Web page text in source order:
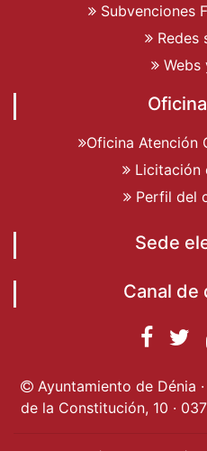
Subvenciones
Redes
Webs
Oficina Atención
Licitación
Perfil del
Sede
Canal de
Ayuntamiento de Dénia
de la Constitución, 10 ·